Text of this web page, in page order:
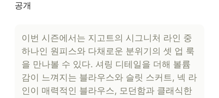
공개
이번 시즌에서는 지고트의 시그니처 라인 중
하나인 원피스와 다채로운 분위기의 셋 업 룩
을 만나볼 수 있다. 셔링 디테일을 더해 볼륨
감이 느껴지는 블라우스와 슬릿 스커트, 넥 라
인이 매력적인 블라우스, 모던함과 클래식한